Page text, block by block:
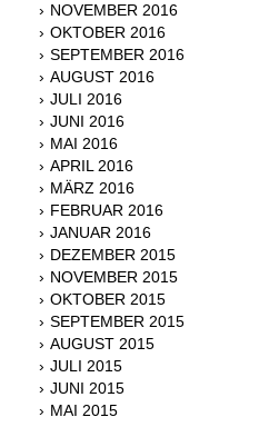
NOVEMBER 2016
OKTOBER 2016
SEPTEMBER 2016
AUGUST 2016
JULI 2016
JUNI 2016
MAI 2016
APRIL 2016
MÄRZ 2016
FEBRUAR 2016
JANUAR 2016
DEZEMBER 2015
NOVEMBER 2015
OKTOBER 2015
SEPTEMBER 2015
AUGUST 2015
JULI 2015
JUNI 2015
MAI 2015